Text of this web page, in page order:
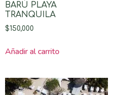
BARÚ PLAYA
TRANQUILA
$150,000
Añadir al carrito